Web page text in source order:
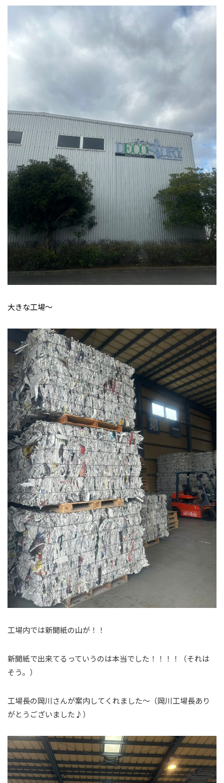
大きな工場～
工場内では新聞紙の山が！！
新聞紙で出来てるっていうのは本当でした！！！！（それは
そう。）
工場長の岡川さんが案内してくれました～（岡川工場長あり
がとうございました♪）